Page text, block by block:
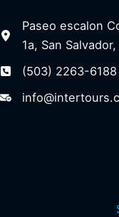
Paseo escalon
1a, San
(503) 2263-6188